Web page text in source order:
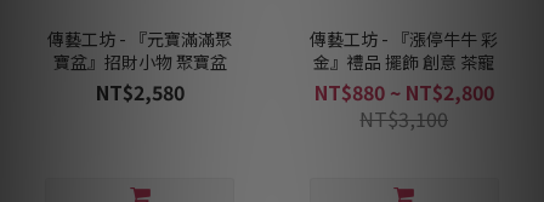
傳藝工坊 - 『元寶滿滿聚
寶盆』招財小物 聚寶盆
NT$2,580
傳藝工坊 - 『漲停牛牛 彩
金』禮品 擺飾 創意 茶寵
NT$880 ~ NT$2,800
NT$3,100